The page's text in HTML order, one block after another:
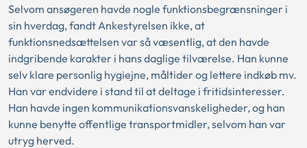
Selvom ansøgeren havde nogle funktionsbegrænsninger i
sin hverdag, fandt Ankestyrelsen ikke, at
funktionsnedsættelsen var så væsentlig, at den havde
indgribende karakter i hans daglige tilværelse. Han kunne
selv klare personlig hygiejne, måltider og lettere indkøb mv.
Han var endvidere i stand til at deltage i fritidsinteresser.
Han havde ingen kommunikationsvanskeligheder, og han
kunne benytte offentlige transportmidler, selvom han var
utryg herved.